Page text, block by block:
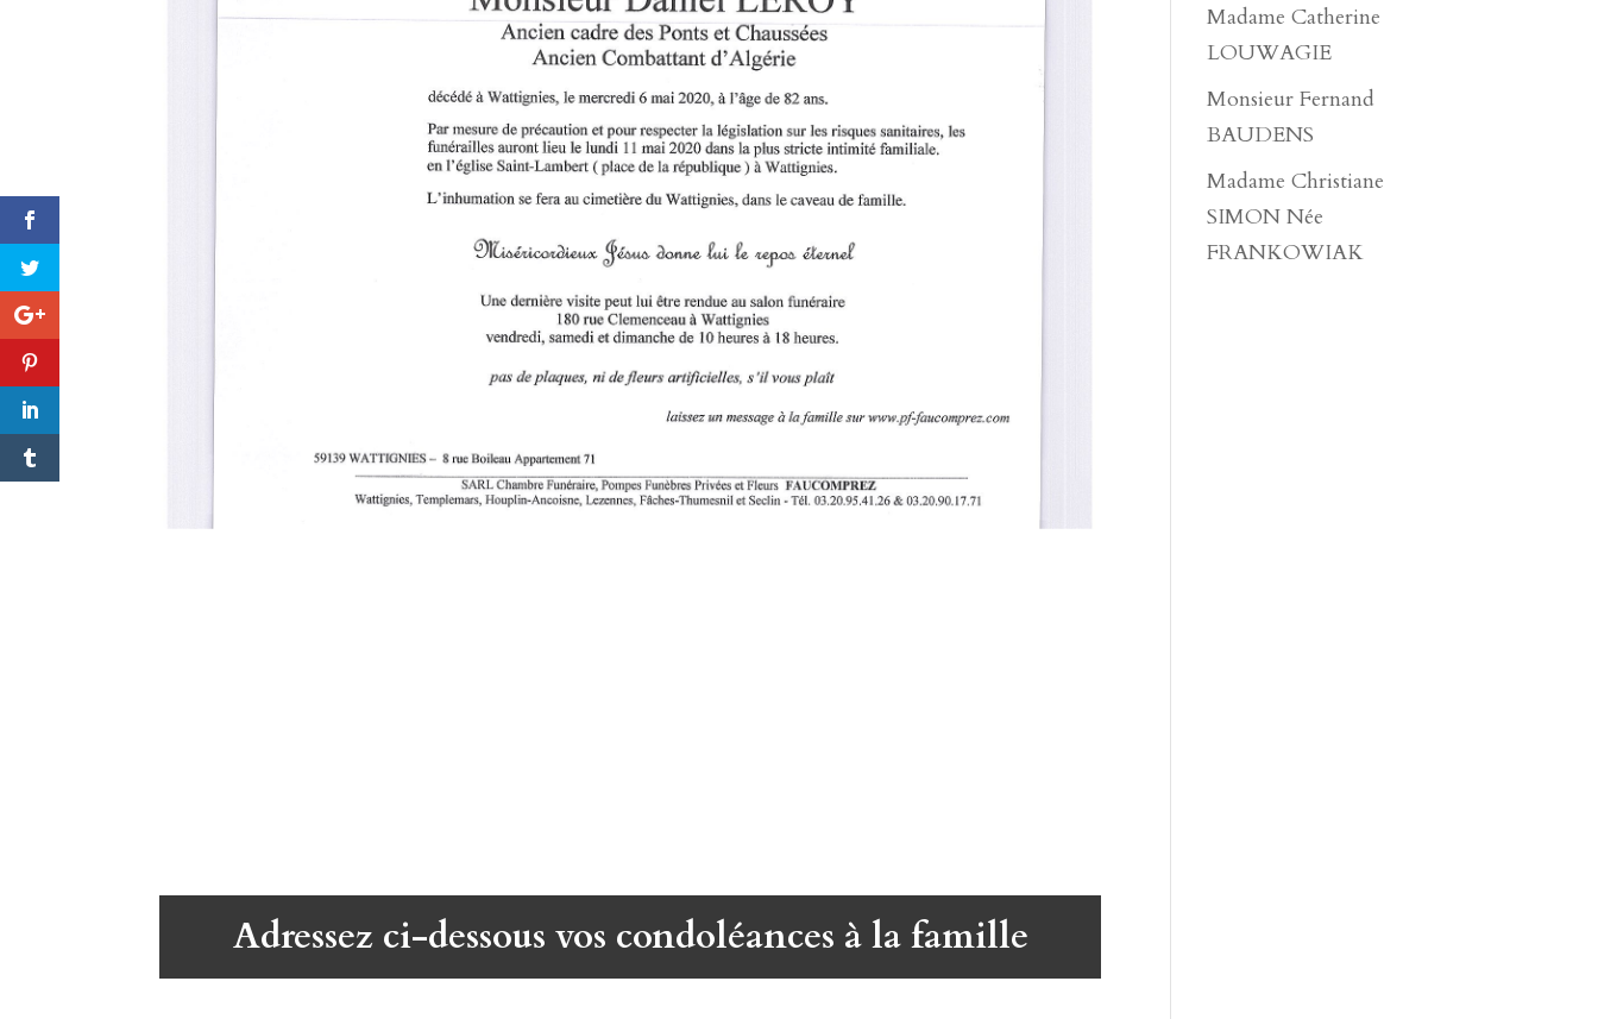
Adressez ci-dessous vos condoléances à la famille
Madame Catherine
LOUWAGIE
Monsieur Fernand
BAUDENS
Madame Christiane
SIMON Née
FRANKOWIAK